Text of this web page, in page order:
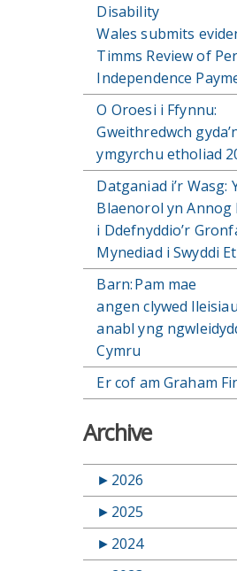
Disability
Wales submits
Timms Review of
Independence
O Oroesi i Ffynnu:
Gweithredwch
ymgyrchu etholiad
Datganiad i’r Wasg:
Blaenorol yn Annog
i Ddefnyddio’r
Mynediad i Swyddi
Barn: Pam mae
angen clywed
anabl yng
Cymru
Er cof am Graham
Archive
► 2026
► 2025
► 2024